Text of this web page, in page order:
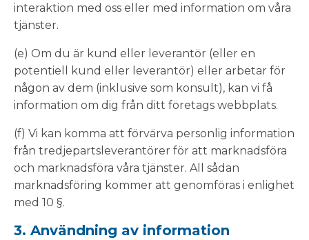
interaktion med oss eller med information om våra
tjänster.
(e) Om du är kund eller leverantör (eller en
potentiell kund eller leverantör) eller arbetar för
någon av dem (inklusive som konsult), kan vi få
information om dig från ditt företags webbplats.
(f) Vi kan komma att förvärva personlig information
från tredjepartsleverantörer för att marknadsföra
och marknadsföra våra tjänster. All sådan
marknadsföring kommer att genomföras i enlighet
med 10 §.
3. Användning av information